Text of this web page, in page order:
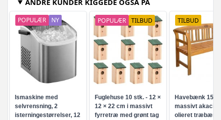
POPULÆR NY
Ismaskine med
selvrensning, 2
isterningestørrelser, 12
POPULÆR TILBUD
Fuglehuse 10 stk. - 12 ×
12 × 22 cm i massivt
fyrretræ med grønt tag
TILBUD
Havebænk 157
massivt
olieret træbænk